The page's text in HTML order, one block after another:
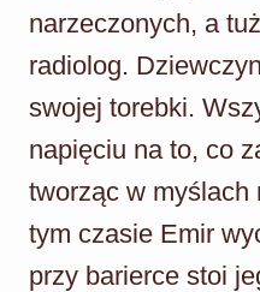
narzeczonych, a
radiolog.
swojej torebki.
napięciu na to, co
tworząc w myślach
tym czasie Emir
przy barierce stoi